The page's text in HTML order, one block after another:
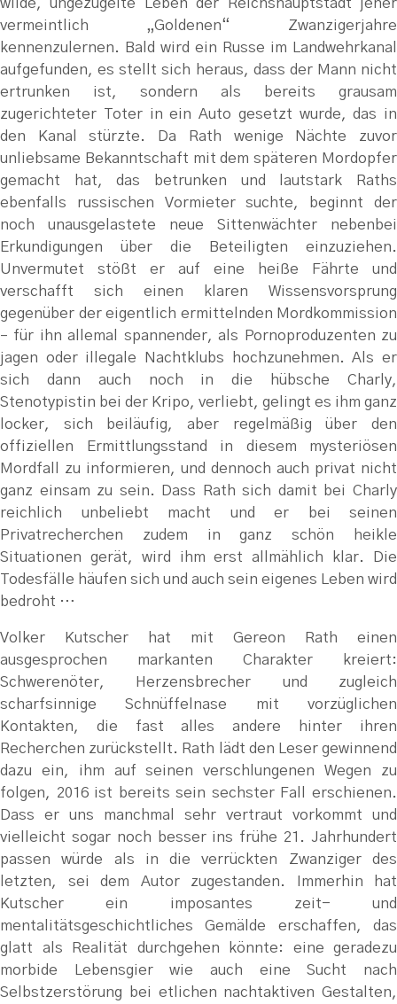
wilde, ungezügelte Leben der Reichshauptstadt jener
vermeintlich „Goldenen“ Zwanzigerjahre
kennenzulernen. Bald wird ein Russe im Landwehrkanal
aufgefunden, es stellt sich heraus, dass der Mann nicht
ertrunken ist, sondern als bereits grausam
zugerichteter Toter in ein Auto gesetzt wurde, das in
den Kanal stürzte. Da Rath wenige Nächte zuvor
unliebsame Bekanntschaft mit dem späteren Mordopfer
gemacht hat, das betrunken und lautstark Raths
ebenfalls russischen Vormieter suchte, beginnt der
noch unausgelastete neue Sittenwächter nebenbei
Erkundigungen über die Beteiligten einzuziehen.
Unvermutet stößt er auf eine heiße Fährte und
verschafft sich einen klaren Wissensvorsprung
gegenüber der eigentlich ermittelnden Mordkommission
– für ihn allemal spannender, als Pornoproduzenten zu
jagen oder illegale Nachtklubs hochzunehmen.Als er
sich dann auch noch in die hübsche Charly,
Stenotypistin bei der Kripo, verliebt, gelingt es ihm ganz
locker, sich beiläufig, aber regelmäßig über den
offiziellen Ermittlungsstand in diesem mysteriösen
Mordfall zu informieren, und dennoch auch privat nicht
ganz einsam zu sein. Dass Rath sich damit bei Charly
reichlich unbeliebt macht und er bei seinen
Privatrecherchen zudem in ganz schön heikle
Situationen gerät, wird ihm erst allmählich klar. Die
Todesfälle häufen sich und auch sein eigenes Leben wird
bedroht …
Volker Kutscher hat mit Gereon Rath einen
ausgesprochen markanten Charakter kreiert:
Schwerenöter, Herzensbrecher und zugleich
scharfsinnige Schnüffelnase mit vorzüglichen
Kontakten, die fast alles andere hinter ihren
Recherchen zurückstellt. Rath lädt den Leser gewinnend
dazu ein, ihm auf seinen verschlungenen Wegen zu
folgen, 2016 ist bereits sein sechster Fall erschienen.
Dass er uns manchmal sehr vertraut vorkommt und
vielleicht sogar noch besser ins frühe 21. Jahrhundert
passen würde als in die verrückten Zwanziger des
letzten, sei dem Autor zugestanden. Immerhin hat
Kutscher ein imposantes zeit- und
mentalitätsgeschichtliches Gemälde erschaffen, das
glatt als Realität durchgehen könnte: eine geradezu
morbide Lebensgier wie auch eine Sucht nach
Selbstzerstörung bei etlichen nachtaktiven Gestalten,